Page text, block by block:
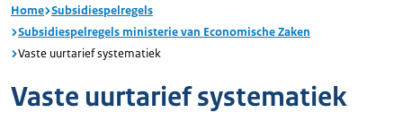
Home Subsidiespelregels
Subsidiespelregels ministerie van Economische Zaken
Vaste uurtarief systematiek
Vaste uurtarief systematiek